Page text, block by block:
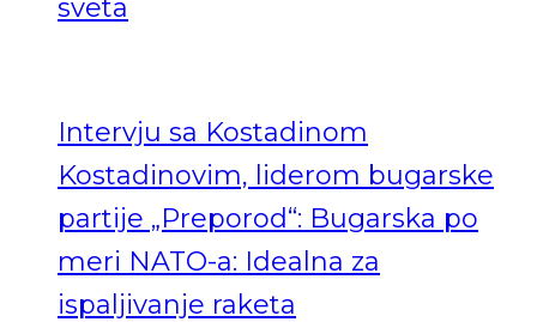
sveta
Intervju sa Kostadinom
Kostadinovim, liderom bugarske
partije „Preporod“: Bugarska po
meri NATO-a: Idealna za
ispaljivanje raketa